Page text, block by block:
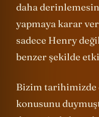
daha
yapmaya karar
sadece Henry
benzer şekilde
Bizim tarihimizde
konusunu